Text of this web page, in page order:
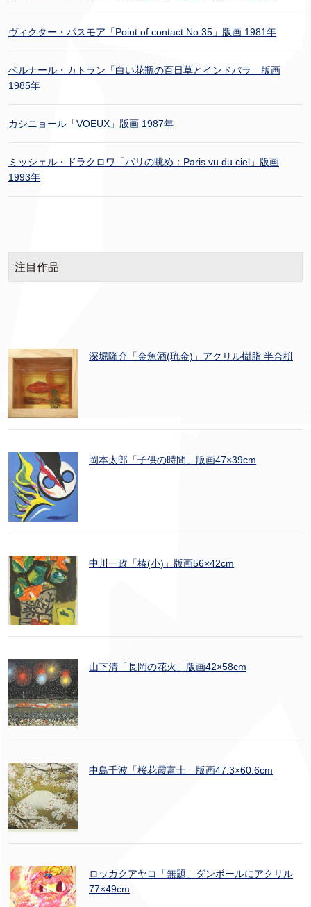
ヴィクター・パスモア「Point of contact No.35」版画 1981年
ベルナール・カトラン「白い花瓶の百日草とインドバラ」版画
1985年
カシニョール「VOEUX」版画 1987年
ミッシェル・ドラクロワ「パリの眺め：Paris vu du ciel」版画
1993年
注目作品
深堀隆介「金魚酒(琉金)」アクリル樹脂 半合枡
岡本太郎「子供の時間」版画47×39cm
中川一政「椿(小)」版画56×42cm
山下清「長岡の花火」版画42×58cm
中島千波「桜花霞富士」版画47.3×60.6cm
ロッカクアヤコ「無題」ダンボールにアクリル
77×49cm